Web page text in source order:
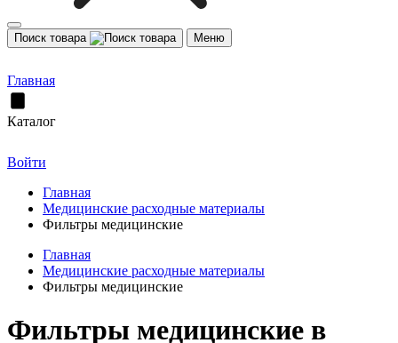
Поиск товара Меню
Главная
Каталог
Войти
Главная
Медицинские расходные материалы
Фильтры медицинские
Главная
Медицинские расходные материалы
Фильтры медицинские
Фильтры медицинские в